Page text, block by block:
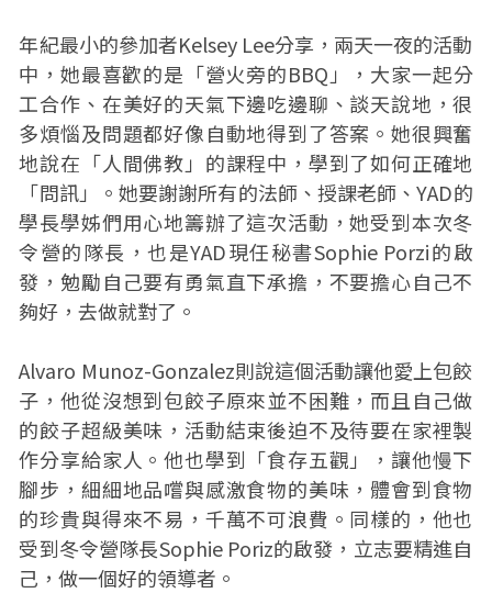
年紀最小的參加者Kelsey Lee分享，兩天一夜的活動
中，她最喜歡的是「營火旁的BBQ」，大家一起分
工合作、在美好的天氣下邊吃邊聊、談天說地，很
多煩惱及問題都好像自動地得到了答案。她很興奮
地說在「人間佛教」的課程中，學到了如何正確地
「問訊」。她要謝謝所有的法師、授課老師、YAD的
學長學姊們用心地籌辦了這次活動，她受到本次冬
令營的隊長，也是YAD現任秘書Sophie Porzi的啟
發，勉勵自己要有勇氣直下承擔，不要擔心自己不
夠好，去做就對了。
Alvaro Munoz-Gonzalez則說這個活動讓他愛上包餃
子，他從沒想到包餃子原來並不困難，而且自己做
的餃子超級美味，活動結束後迫不及待要在家裡製
作分享給家人。他也學到「食存五觀」，讓他慢下
腳步，細細地品嚐與感激食物的美味，體會到食物
的珍貴與得來不易，千萬不可浪費。同樣的，他也
受到冬令營隊長Sophie Poriz的啟發，立志要精進自
己，做一個好的領導者。